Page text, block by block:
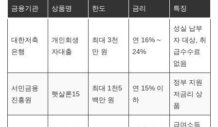
금융기관 상품명 한도 금리 특징
대한저축
은행
개인회생
자대출
최대 3천
만 원
연 16% ~
24%
성실 납부
자 대상, 취
급수수료
없음
서민금융
진흥원
햇살론15
최대 1천5
백만 원
연 15% 이
하
정부 지원
저금리 상
품
급여소득